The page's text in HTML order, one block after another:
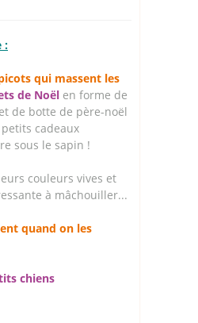
:
qui massent les
de Noël en forme de
de botte de père-noël
cadeaux
sous le sapin !
couleurs vives et
à mâchouiller...
quand on les
chiens